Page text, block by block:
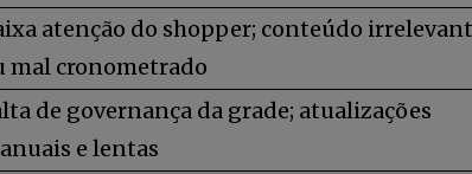
5,678
Seguidores
atenção do shopper; conteúdo
mal cronometrado
de governança da grade; atualizações
e lentas